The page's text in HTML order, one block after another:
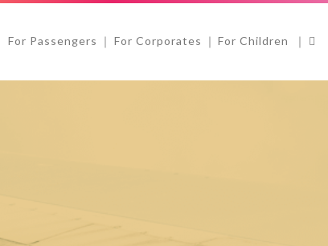
For Passengers For Corporates For Children